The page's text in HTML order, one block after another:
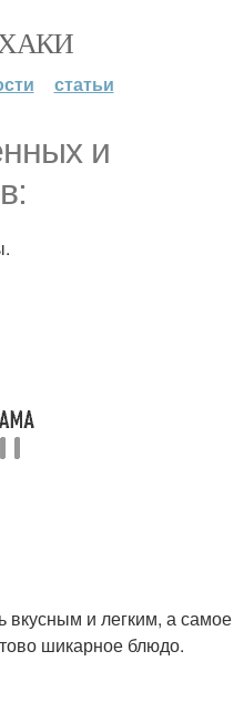
статьи
и
вкусным и легким, а самое
шикарное блюдо.